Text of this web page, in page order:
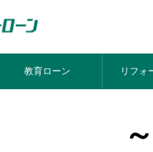
教育ローン リフォ